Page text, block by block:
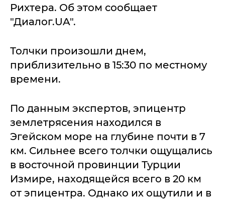
Рихтера. Об этом сообщает
"Диалог.UA".
Толчки произошли днем,
приблизительно в 15:30 по местному
времени.
По данным экспертов, эпицентр
землетрясения находился в
Эгейском море на глубине почти в 7
км. Сильнее всего толчки ощущались
в восточной провинции Турции
Измире, находящейся всего в 20 км
от эпицентра. Однако их ощутили и в